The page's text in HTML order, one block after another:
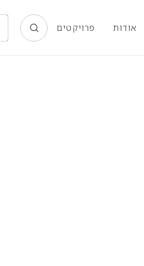
אודות פרויקטים